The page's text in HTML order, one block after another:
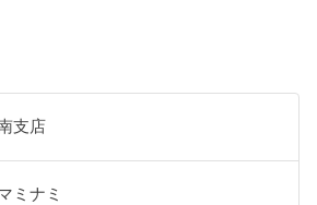
支店
ミナミ